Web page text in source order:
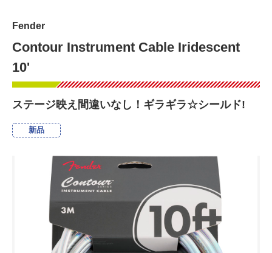
Fender
Contour Instrument Cable Iridescent
10'
ステージ映え間違いなし！ギラギラ☆シールド!
新品